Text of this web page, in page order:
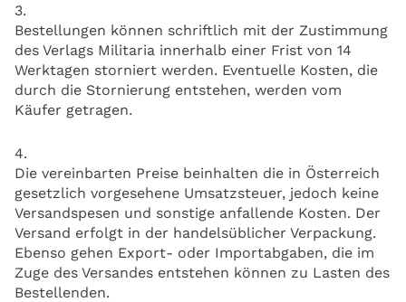
3.
Bestellungen können schriftlich mit der Zustimmung
des Verlags Militaria innerhalb einer Frist von 14
Werktagen storniert werden. Eventuelle Kosten, die
durch die Stornierung entstehen, werden vom
Käufer getragen.
4.
Die vereinbarten Preise beinhalten die in Österreich
gesetzlich vorgesehene Umsatzsteuer, jedoch keine
Versandspesen und sonstige anfallende Kosten. Der
Versand erfolgt in der handelsüblicher Verpackung.
Ebenso gehen Export- oder Importabgaben, die im
Zuge des Versandes entstehen können zu Lasten des
Bestellenden.